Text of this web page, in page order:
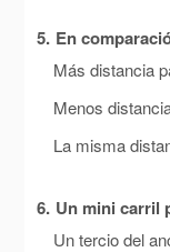
5. En
Más distancia
Menos
La misma
6. Un mini carril
Un tercio del